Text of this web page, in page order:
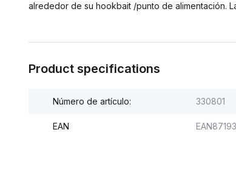
alrededor de su hookbait /punto de alimentación.
Product specifications
Número de artículo: 330801
EAN